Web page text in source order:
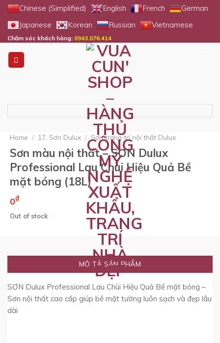
Skip
content
Chinese (Simplified) English French
German
Japanese
Korean Russian Vietnamese
Chăm sóc khách hàng: 0943.076.414
Home / 17. Sơn Dulux / Sơn trang trí nội thất Dulux
Sơn màu nội thất – SƠN Dulux
Professional Lau Chùi Hiệu Quả Bề
mặt bóng (18L)
0₫
Out of stock
MÔ TẢ SẢN PHẨM
SƠN Dulux Professional Lau Chùi Hiệu Quả Bề mặt bóng –
Sơn nội thất cao cấp giúp bề mặt tường luôn sạch và đẹp lâu
dài